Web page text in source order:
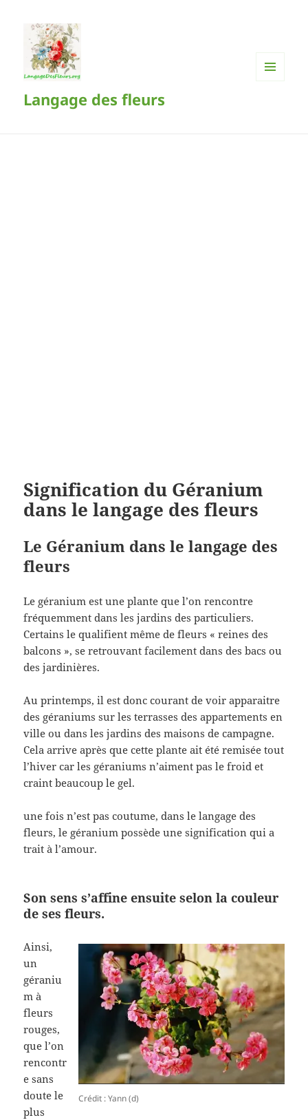
Langage des fleurs
Signification du Géranium
dans le langage des fleurs
Le Géranium dans le langage des
fleurs
Le géranium est une plante que l’on rencontre
fréquemment dans les jardins des particuliers.
Certains le qualifient même de fleurs « reines des
balcons », se retrouvant facilement dans des bacs ou
des jardinières.
Au printemps, il est donc courant de voir apparaitre
des géraniums sur les terrasses des appartements en
ville ou dans les jardins des maisons de campagne.
Cela arrive après que cette plante ait été remisée tout
l’hiver car les géraniums n’aiment pas le froid et
craint beaucoup le gel.
une fois n’est pas coutume, dans le langage des
fleurs, le géranium possède une signification qui a
trait à l’amour.
Son sens s’affine ensuite selon la couleur
de ses fleurs.
Crédit : Yann (d)
Ainsi,
un
géraniu
m à
fleurs
rouges,
que l’on
rencontr
e sans
doute le
plus